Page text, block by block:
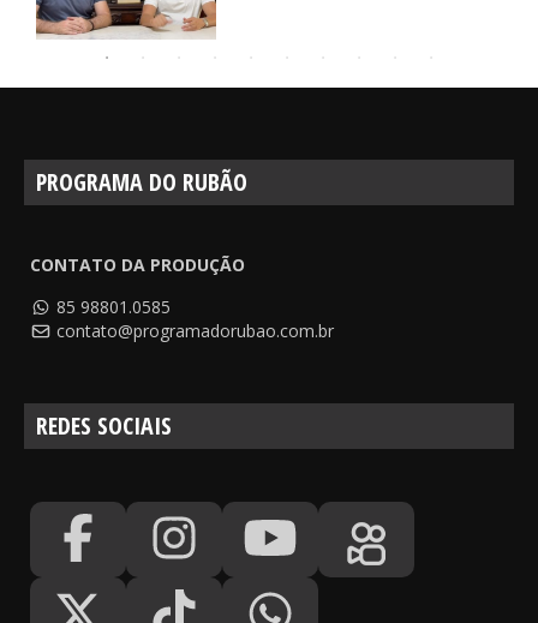
PROGRAMA DO RUBÃO
CONTATO DA PRODUÇÃO
85 98801.0585
contato@programadorubao.com.br
REDES SOCIAIS